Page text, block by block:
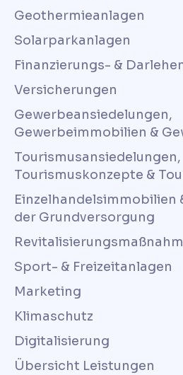
Geothermieanlagen
Solarparkanlagen
Finanzierungs- &
Versicherungen
Gewerbeansiedelungen,
Gewerbeimmobilien &
Tourismusansiedelungen,
Tourismuskonzepte &
Einzelhandelsimmobilien
der Grundversorgung
Sport- & Freizeitanlagen
Marketing
Klimaschutz
Digitalisierung
Übersicht Leistungen